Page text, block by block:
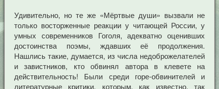
Удивительно, но те же «Мёртвые души» вызвали не
только восторженные реакции у читающей России, у
умных современников Гоголя, адекватно оценивших
достоинства поэмы, ждавших её продолжения.
Нашлись такие, думается, из числа недоброжелателей
и завистников, кто обвинял автора в клевете на
действительность! Были среди горе-обвинителей и
литературные критики, которым, как известно, так